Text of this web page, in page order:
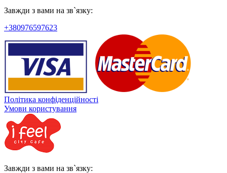
Завжди з вами на зв`язку:
+380976597623
Політика конфіденційності
Умови користування
Завжди з вами на зв`язку: